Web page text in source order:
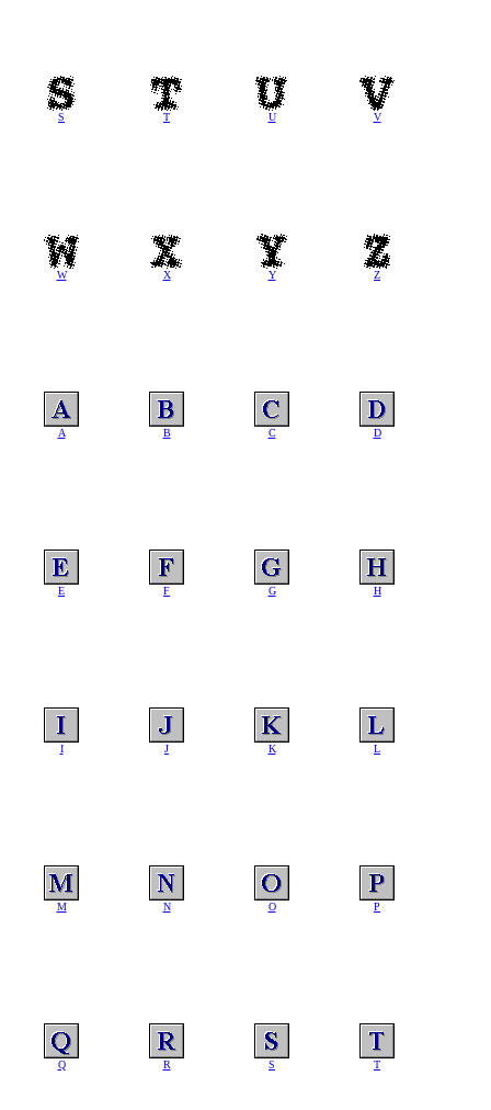
S T U V
W X Y Z
A B C D
E F G H
I J K L
M N O P
Q R S T